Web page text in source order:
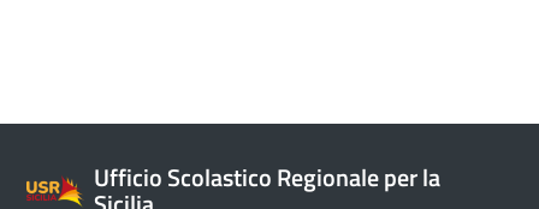
Ufficio Scolastico Regionale per la